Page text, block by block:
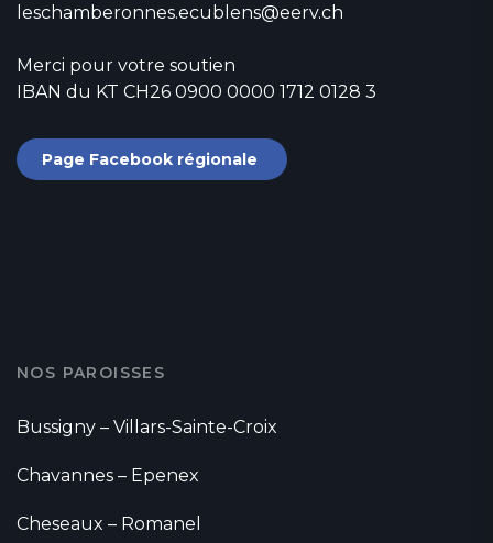
leschamberonnes.ecublens@eerv.ch
Merci pour votre soutien
IBAN du KT CH26 0900 0000 1712 0128 3
Page Facebook régionale
NOS PAROISSES
Bussigny – Villars-Sainte-Croix
Chavannes – Epenex
Cheseaux – Romanel